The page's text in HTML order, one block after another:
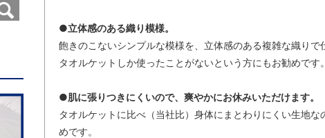
●立体感のある織り模様。
飽きのこないシンプルな模様を、立体感のある複雑な織り
タオルケットしか使ったことがないという方にもお勧めです。
●肌に張りつきにくいので、爽やかにお休みいただけます。
タオルケットに比べ（当社比）身体にまとわりにくい生地
めです。